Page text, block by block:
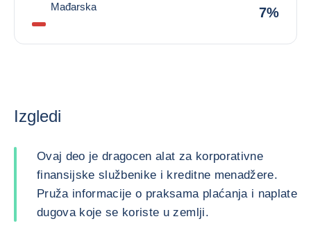
Mađarska 7%
Izgledi
Ovaj deo je dragocen alat za korporativne
finansijske službenike i kreditne menadžere.
Pruža informacije o praksama plaćanja i naplate
dugova koje se koriste u zemlji.